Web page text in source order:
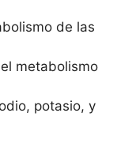
de las
metabolismo
potasio, y